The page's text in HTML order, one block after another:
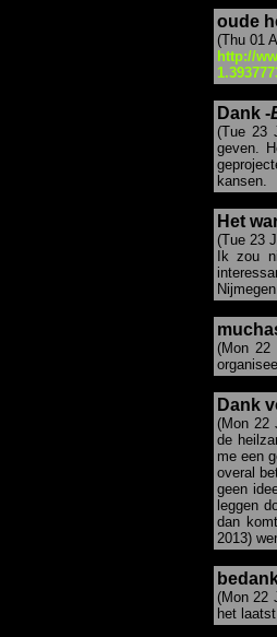
oude
(Thu 01
http://
Dank -
(Tue 23
geven.
kansen.
Het
(Tue 23
Ik zou
(Mon
Dank
(Mon 22
de
me een
overal
geen
leggen
dan
2013)
(Mon 22
het